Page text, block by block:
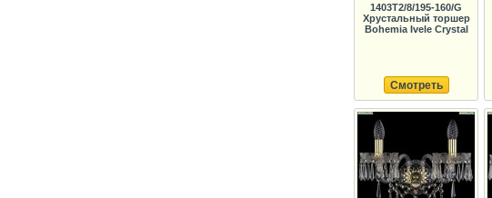
1403T2/8/195-160/G
Хрустальный торшер
Bohemia Ivele Crystal
Смотреть